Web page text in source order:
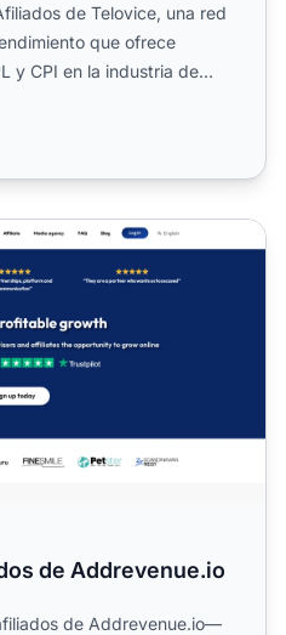
de Telovice, una red
que ofrece
y CPI en la industria de
de Addrevenue.io
de Addrevenue.io—